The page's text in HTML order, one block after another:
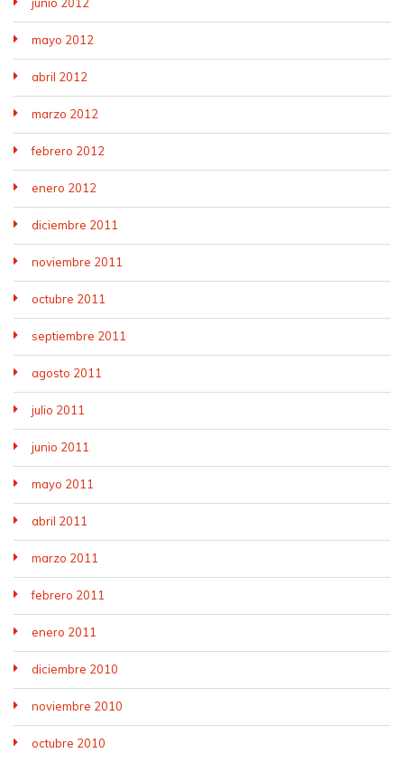
junio 2012
mayo 2012
abril 2012
marzo 2012
febrero 2012
enero 2012
diciembre 2011
noviembre 2011
octubre 2011
septiembre 2011
agosto 2011
julio 2011
junio 2011
mayo 2011
abril 2011
marzo 2011
febrero 2011
enero 2011
diciembre 2010
noviembre 2010
octubre 2010